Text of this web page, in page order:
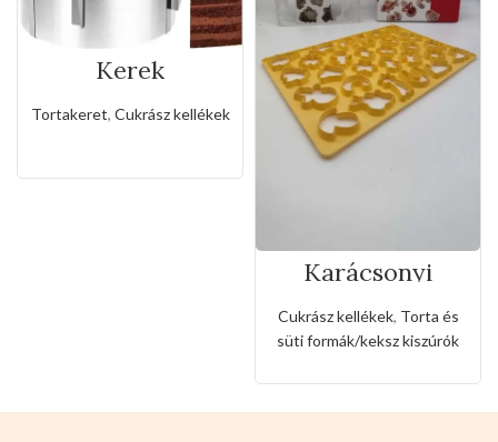
Kerek
állítható
sütőkeret-20cm
Tortakeret, Cukrász kellékek
Karácsonyi
sütemény kiszúró
forma
Cukrász kellékek, Torta és
süti formák/keksz kiszúrók